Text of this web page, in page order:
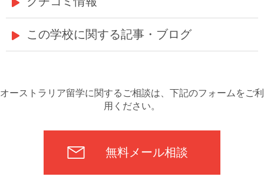
この学校に関する記事・ブログ
オーストラリア留学に関するご相談は、下記のフォームをご利
用ください。
無料メール相談